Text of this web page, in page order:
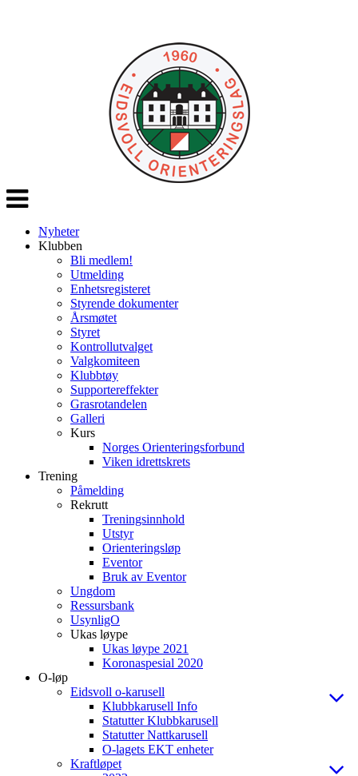
Veksle
navigasjon
Nyheter
Klubben
Bli medlem!
Utmelding
Enhetsregisteret
Styrende dokumenter
Årsmøtet
Styret
Kontrollutvalget
Valgkomiteen
Klubbtøy
Supportereffekter
Grasrotandelen
Galleri
Kurs
Norges Orienteringsforbund
Viken idrettskrets
Trening
Påmelding
Rekrutt
Treningsinnhold
Utstyr
Orienteringsløp
Eventor
Bruk av Eventor
Ungdom
Ressursbank
UsynligO
Ukas løype
Ukas løype 2021
Koronaspesial 2020
O-løp
Eidsvoll o-karusell
Klubbkarusell Info
Statutter Klubbkarusell
Statutter Nattkarusell
O-lagets EKT enheter
Kraftløpet